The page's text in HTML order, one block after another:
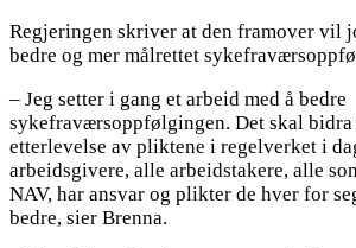
Regjeringen skriver at den framover vil
bedre og mer målrettet
– Jeg setter i gang et arbeid med å bedre
sykefraværsoppfølgingen. Det skal
etterlevelse av pliktene i regelverket i
arbeidsgivere, alle arbeidstakere, alle
NAV, har ansvar og plikter de hver for
bedre, sier Brenna.